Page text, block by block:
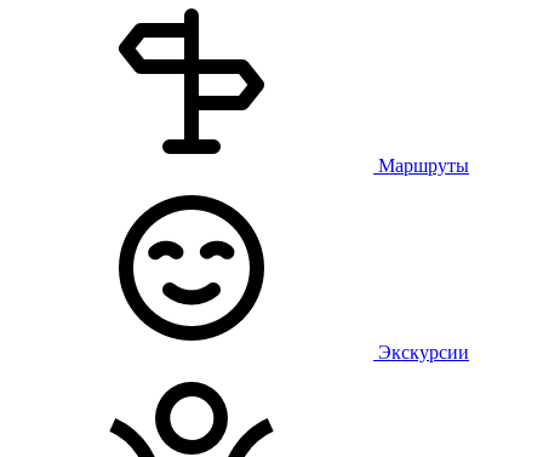
Маршруты
Экскурсии